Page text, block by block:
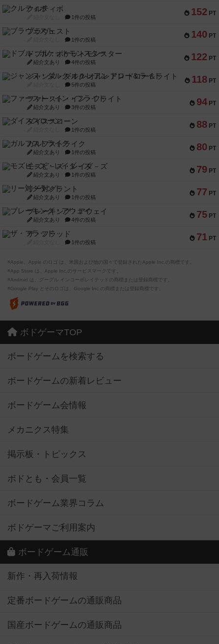
152 PT
クルティボ
1件の投稿
140 PT
ブラヴェスト
1件の投稿
122 PT
ドブル：ポケットモンスター
紹介文あり 4件の投稿
118 PT
ジャンヌ・ダルク-オルレアン ドロー＆ライト
5件の投稿
94 PT
ファースト・イン・フライト
紹介文あり 3件の投稿
88 PT
ダイススローン
1件の投稿
80 PT
ガルフストライク
紹介文あり 1件の投稿
79 PT
モズビ－ズ・レイダ－ズ
紹介文あり 1件の投稿
77 PT
リー対グラント
紹介文あり 1件の投稿
75 PT
ブレーキング・アウェイ
紹介文あり 4件の投稿
71 PT
ザ・フラッド
1件の投稿
※Apple、Apple のロゴ は、米国および他の国々で登録されたApple Inc.の商標です。
※App Store は、Apple Inc.のサービスマークです。
※Android は、グーグル インコーポレイテッドの商標または登録商標です。
※Google Play とそのロゴは、Google Inc.の商標または登録商標です。
ボドゲーマTOP
ボードゲームを検索する
ボードゲームの新着レビュー
ボードゲーム会情報
メカニクス特集
掲示板・トピックス
ボドとも・会員一覧
ボードゲーム業界コラム
ボドゲーマご利用案内
ボードゲーム通販
新作・再入荷情報
定番ボードゲームの通販商品
国産ボードゲームの通販商品